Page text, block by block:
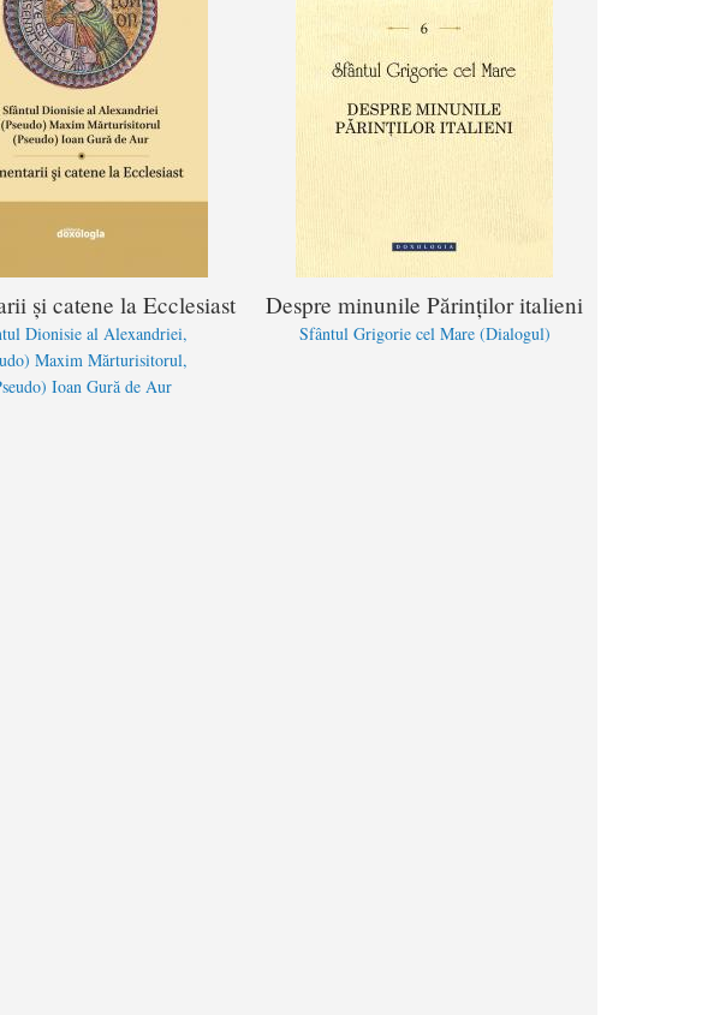
și catene la Ecclesiast
Dionisie al Alexandriei
Maxim Mărturisitorul
Ioan Gură de Aur
Despre minunile Părinților italieni
Sfântul Grigorie cel Mare (Dialogul)